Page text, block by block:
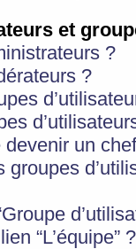
et
?
?
un
groupes
“L’équipe” ?